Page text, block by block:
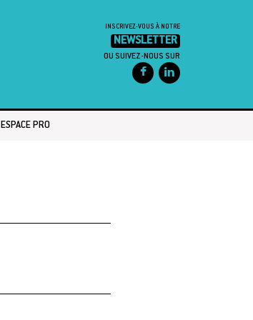
INSCRIVEZ-VOUS À NOTRE
NEWSLETTER
OU SUIVEZ-NOUS SUR
ESPACE PRO